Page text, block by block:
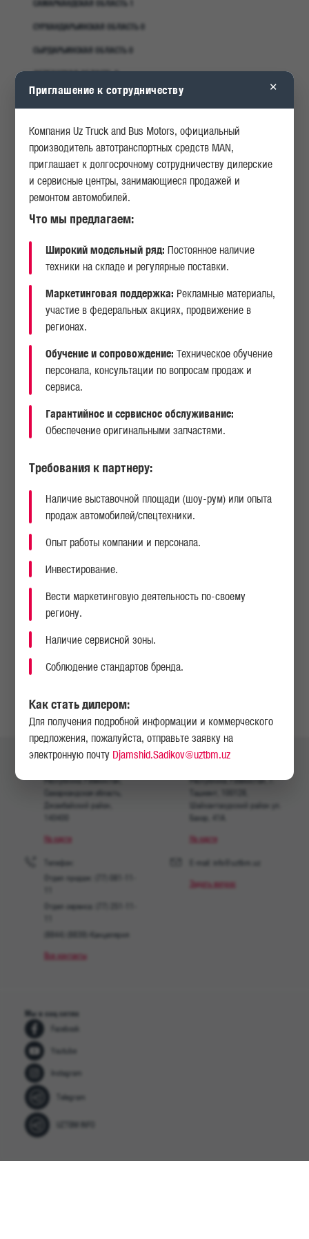
КАРЬЕРА
ИСТОРИЯ
ОПРОСЫ
АКЦИИ
САМАРКАНДСКАЯ ОБЛАСТЬ 1
СУРХАНДАРЬИНСКАЯ ОБЛАСТЬ 0
СЫРДАРЬИНСКАЯ ОБЛАСТЬ 0
ФЕРГАНСКАЯ ОБЛАСТЬ 0
ХОРЕЗМСКАЯ ОБЛАСТЬ 0
Нименование
ООО «Interfix»
Ташкент, Сергелийский
д.56
Республика Узбекистан,
Самаркандская область,
Джамбайский район,
На карте
Республика Узбекистан, г.
Ташкент, 100128,
Шайхантахурский район ул.
Бахор, 41A.
На карте
Телефон:
Отдел продаж: (77) 081-11-
Отдел сервиса: (77) 251-11-
(8844) (8839)-Канцелярия
Все контакты
E-mail: info@uztbm.uz
Задать вопрос
Мы в соц сетях
Facebook
Youtube
Instagram
Telegram
Приглашение к сотрудничеству ×
Компания Uz Truck and Bus Motors, официальный
производитель автотранспортных средств MAN,
приглашает к долгосрочному сотрудничеству дилерские
и сервисные центры, занимающиеся продажей и
ремонтом автомобилей.
Что мы предлагаем:
Широкий модельный ряд: Постоянное наличие
техники на складе и регулярные поставки.
Маркетинговая поддержка: Рекламные материалы,
участие в федеральных акциях, продвижение в
регионах.
Обучение и сопровождение: Техническое обучение
персонала, консультации по вопросам продаж и
сервиса.
Гарантийное и сервисное обслуживание:
Обеспечение оригинальными запчастями.
Требования к партнеру:
Наличие выставочной площади (шоу-рум) или опыта
продаж автомобилей/спецтехники.
Опыт работы компании и персонала.
Инвестирование.
Вести маркетинговую деятельность по-своему
региону.
Наличие сервисной зоны.
Соблюдение стандартов бренда.
Как стать дилером:
Для получения подробной информации и коммерческого
предложения, пожалуйста, отправьте заявку на
электронную почту Djamshid.Sadikov@uztbm.uz